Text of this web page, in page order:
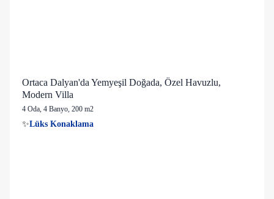
Ortaca Dalyan'da Yemyeşil Doğada, Özel Havuzlu,
Modern Villa
4 Oda, 4 Banyo, 200 m2
👀Son 1 saatte25 kişi